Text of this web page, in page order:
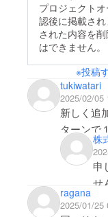
プロジェクト
認後に掲載さ
された内容を
はできません。
※投稿
tukiwatari
2025/02/05
新しく追
ターンで
加されて
1stロッ
では無
申
せ
数
ragana
2025/01/25